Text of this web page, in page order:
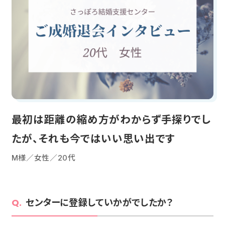
最初は距離の縮め方がわからず手探りでし
たが、それも今ではいい思い出です
M様／女性／20代
センターに登録していかがでしたか？